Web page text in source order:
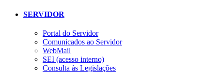
SERVIDOR
Portal do Servidor
Comunicados ao Servidor
WebMail
SEI (acesso interno)
Consulta às Legislações